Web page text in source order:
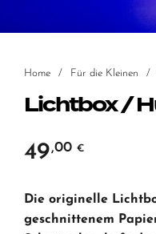
Home / Für die Kleinen /
Lichtbox /
49,00 €
Die originelle
geschnittenem